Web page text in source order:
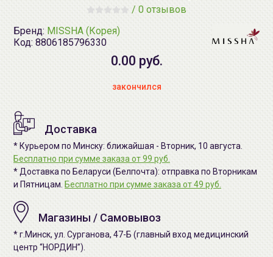
/ 0 отзывов
Бренд: MISSHA (Корея)
Код: 8806185796330
0.00 руб.
закончился
Доставка
* Курьером по Минску: ближайшая - Вторник, 10 августа.
Бесплатно при сумме заказа от 99 руб.
* Доставка по Беларуси (Белпочта): отправка по Вторникам
и Пятницам. Бесплатно при сумме заказа от 49 руб.
Магазины / Самовывоз
* г.Минск, ул. Сурганова, 47-Б (главный вход медицинский
центр “НОРДИН”).